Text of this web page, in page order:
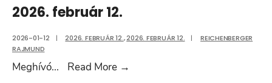
2026. február 12.
2026-01-12 | 2026. FEBRUÁR 12.,2026. FEBRUÁR 12. |
REICHENBERGER
RAJMUND
Meghívó... Read More →